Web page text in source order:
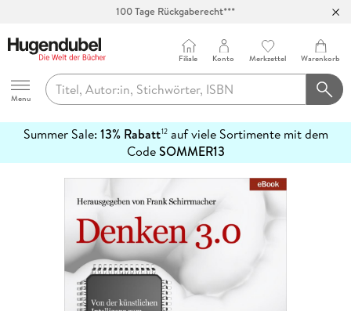
100 Tage Rückgaberecht***
Hugendubel
Menu
Filiale Konto Merkzettel Warenkorb
Summer Sale: 13% Rabatt12auf viele Sortimente mit dem
CodeSOMMER13
erfahren